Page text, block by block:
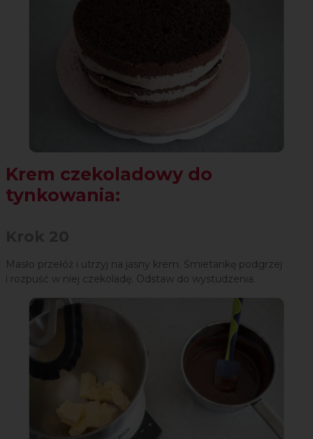
Krem czekoladowy do
tynkowania:
Masło przełóż i utrzyj na jasny krem. Śmietankę podgrzej
i rozpuść w niej czekoladę. Odstaw do wystudzenia.